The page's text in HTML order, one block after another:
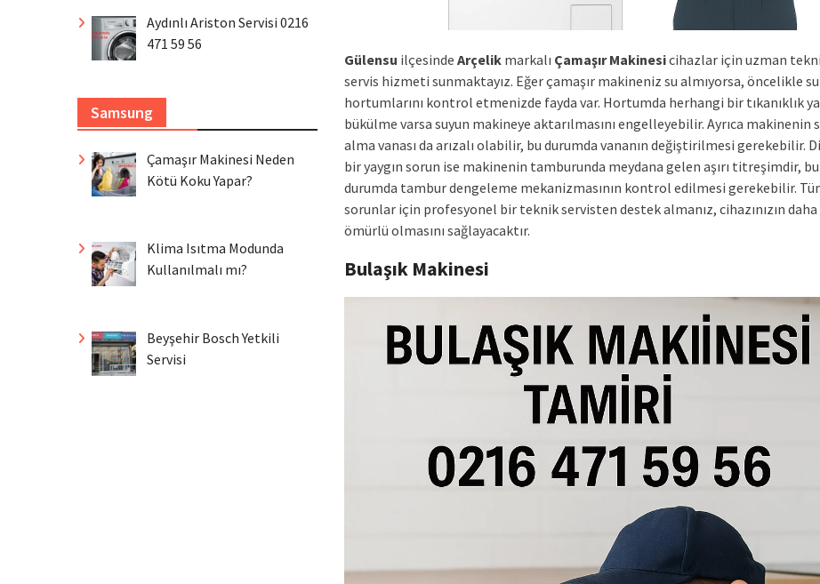
Gülensu ilçesinde Arçelik markalı Çamaşır Makinesicihazlar için uzman
servis hizmeti sunmaktayız. Eğer çamaşır makineniz su almıyorsa, öncelikle
hortumlarını kontrol etmenizde fayda var. Hortumda herhangi bir tıkanıklık
bükülme varsa suyun makineye aktarılmasını engelleyebilir. Ayrıca makinenin
alma vanası da arızalı olabilir, bu durumda vananın değiştirilmesi gerekebilir.
bir yaygın sorun ise makinenin tamburunda meydana gelen aşırı titreşimdir, bu
durumda tambur dengeleme mekanizmasının kontrol edilmesi gerekebilir.
sorunlar için profesyonel bir teknik servisten destek almanız, cihazınızın daha
ömürlü olmasını sağlayacaktır.
Bulaşık Makinesi
Aydınlı Ariston Servisi 0216
471 59 56
Samsung
Çamaşır Makinesi Neden
Kötü Koku Yapar?
Klima Isıtma Modunda
Kullanılmalı mı?
Beyşehir Bosch Yetkili
Servisi